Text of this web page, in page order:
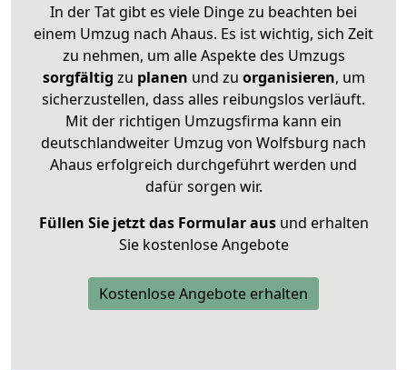
In der Tat gibt es viele Dinge zu beachten bei
einem Umzug nach Ahaus. Es ist wichtig, sich Zeit
zu nehmen, um alle Aspekte des Umzugs
sorgfältig zu planen und zu organisieren, um
sicherzustellen, dass alles reibungslos verläuft.
Mit der richtigen Umzugsfirma kann ein
deutschlandweiter Umzug von Wolfsburg nach
Ahaus erfolgreich durchgeführt werden und
dafür sorgen wir.
Füllen Sie jetzt das Formular ausund erhalten
Sie kostenlose Angebote
Kostenlose Angebote erhalten